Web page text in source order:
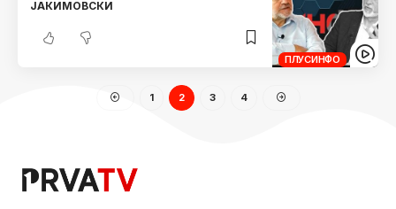
ПЛУСИНФО
ЈАКИМОВСКИ
1 2 3 4